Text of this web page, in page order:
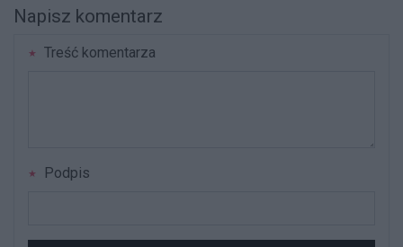
Napisz komentarz
Treść komentarza
Podpis